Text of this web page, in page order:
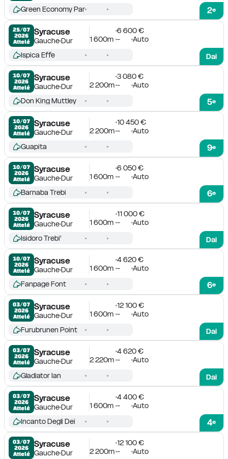
2e
Green Economy Par
25/07
2026
Attelé
Syracuse
GaucheDur
6 600 €
1 600m -
Auto
Dai
Ispica Effe
10/07
2026
Attelé
Syracuse
GaucheDur
3 080 €
2 200m - Auto
5e
Don King Muttley
10/07
2026
Attelé
Syracuse
GaucheDur
10 450 €
2 200m - Auto
9e
Guapita
10/07
2026
Attelé
Syracuse
GaucheDur
6 050 €
1 600m - Auto
6e
Barnaba Trebi
10/07
2026
Attelé
Syracuse
GaucheDur
11 000 €
1 600m -
Auto
Dai
Isidoro Trebi'
10/07
2026
Attelé
Syracuse
GaucheDur
4 620 €
1 600m - Auto
6e
Fanpage Font
03/07
2026
Attelé
Syracuse
GaucheDur
12 100 €
1 600m -
Auto
Dai
Furubrunen Point
03/07
2026
Attelé
Syracuse
GaucheDur
4 620 €
2 220m -
Auto
Dai
Gladiator Ian
03/07
2026
Attelé
Syracuse
GaucheDur
4 400 €
1 600m - Auto
4e
Incanto Degli Dei
03/07
2026
Attelé
Syracuse
GaucheDur
12 100 €
2 200m - Auto